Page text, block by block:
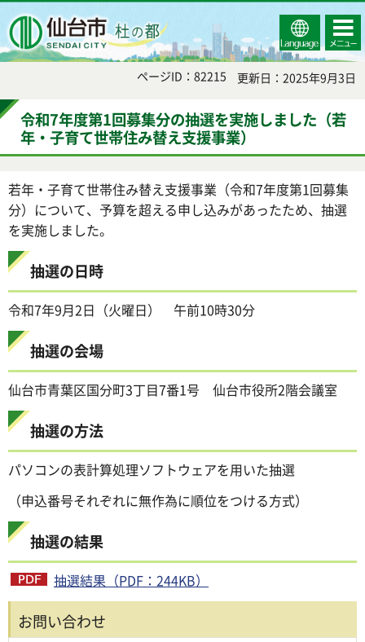
Select
Language
コンテ
ンツメ
ニュー
ページID：82215 更新日：2025年9月3日
令和7年度第1回募集分の抽選を実施しました（若
年・子育て世帯住み替え支援事業）
若年・子育て世帯住み替え支援事業（令和7年度第1回募集
分）について、予算を超える申し込みがあったため、抽選
を実施しました。
抽選の日時
令和7年9月2日（火曜日） 午前10時30分
抽選の会場
仙台市青葉区国分町3丁目7番1号 仙台市役所2階会議室
抽選の方法
パソコンの表計算処理ソフトウェアを用いた抽選
（申込番号それぞれに無作為に順位をつける方式）
抽選の結果
抽選結果（PDF：244KB）
お問い合わせ